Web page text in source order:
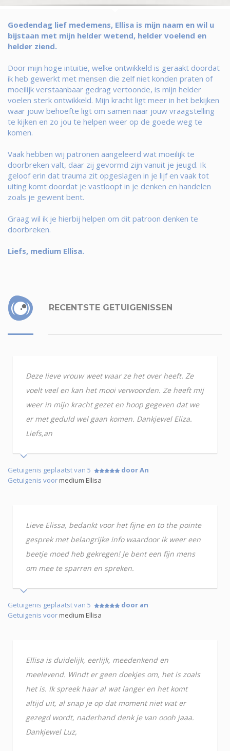
Goedendag lief medemens, Ellisa is mijn naam en wil u
bijstaan met mijn helder wetend, helder voelend en
helder ziend.
Door mijn hoge intuitie, welke ontwikkeld is geraakt doordat
ik heb gewerkt met mensen die zelf niet konden praten of
moeilijk verstaanbaar gedrag vertoonde, is mijn helder
voelen sterk ontwikkeld. Mijn kracht ligt meer in het bekijken
waar jouw behoefte ligt om samen naar jouw vraagstelling
te kijken en zo jou te helpen weer op de goede weg te
komen.
Vaak hebben wij patronen aangeleerd wat moeilijk te
doorbreken valt, daar zij gevormd zijn vanuit je jeugd. Ik
geloof erin dat trauma zit opgeslagen in je lijf en vaak tot
uiting komt doordat je vastloopt in je denken en handelen
zoals je gewent bent.
Graag wil ik je hierbij helpen om dit patroon denken te
doorbreken.
Liefs, medium Ellisa.
RECENTSTE GETUIGENISSEN
Deze lieve vrouw weet waar ze het over heeft. Ze
voelt veel en kan het mooi verwoorden. Ze heeft mij
weer in mijn kracht gezet en hoop gegeven dat we
er met geduld wel gaan komen. Dankjewel Eliza.
Liefs,an
Getuigenis geplaatst van 5
door An
Getuigenis voormedium Ellisa
Lieve Elissa, bedankt voor het fijne en to the pointe
gesprek met belangrijke info waardoor ik weer een
beetje moed heb gekregen! Je bent een fijn mens
om mee te sparren en spreken.
Getuigenis geplaatst van 5
door an
Getuigenis voormedium Ellisa
Ellisa is duidelijk, eerlijk, meedenkend en
meelevend. Windt er geen doekjes om, het is zoals
het is. Ik spreek haar al wat langer en het komt
altijd uit, al snap je op dat moment niet wat er
gezegd wordt, naderhand denk je van oooh jaaa.
Dankjewel Luz,